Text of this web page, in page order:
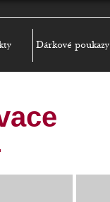
Dárkové poukazy